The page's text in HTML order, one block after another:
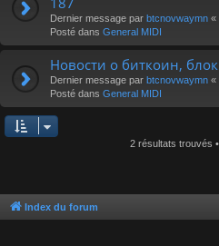
Dernier message par btcnovwaymn «
Posté dans General MIDI
Новости о биткоин,
Dernier message par btcnovwaymn «
Posté dans General MIDI
2 résultats trouvés
Index du forum